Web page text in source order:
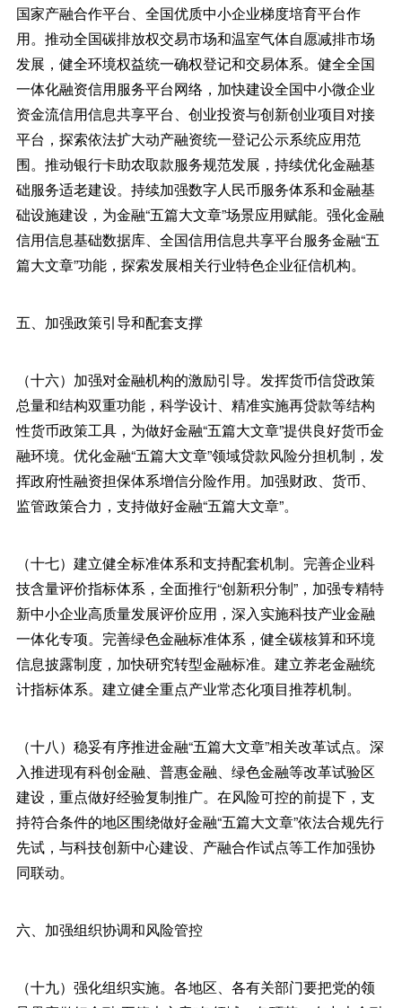
国家产融合作平台、全国优质中小企业梯度培育平台作
用。推动全国碳排放权交易市场和温室气体自愿减排市场
发展，健全环境权益统一确权登记和交易体系。健全全国
一体化融资信用服务平台网络，加快建设全国中小微企业
资金流信用信息共享平台、创业投资与创新创业项目对接
平台，探索依法扩大动产融资统一登记公示系统应用范
围。推动银行卡助农取款服务规范发展，持续优化金融基
础服务适老建设。持续加强数字人民币服务体系和金融基
础设施建设，为金融“五篇大文章”场景应用赋能。强化金融
信用信息基础数据库、全国信用信息共享平台服务金融“五
篇大文章”功能，探索发展相关行业特色企业征信机构。
五、加强政策引导和配套支撑
（十六）加强对金融机构的激励引导。发挥货币信贷政策
总量和结构双重功能，科学设计、精准实施再贷款等结构
性货币政策工具，为做好金融“五篇大文章”提供良好货币金
融环境。优化金融“五篇大文章”领域贷款风险分担机制，发
挥政府性融资担保体系增信分险作用。加强财政、货币、
监管政策合力，支持做好金融“五篇大文章”。
（十七）建立健全标准体系和支持配套机制。完善企业科
技含量评价指标体系，全面推行“创新积分制”，加强专精特
新中小企业高质量发展评价应用，深入实施科技产业金融
一体化专项。完善绿色金融标准体系，健全碳核算和环境
信息披露制度，加快研究转型金融标准。建立养老金融统
计指标体系。建立健全重点产业常态化项目推荐机制。
（十八）稳妥有序推进金融“五篇大文章”相关改革试点。深
入推进现有科创金融、普惠金融、绿色金融等改革试验区
建设，重点做好经验复制推广。在风险可控的前提下，支
持符合条件的地区围绕做好金融“五篇大文章”依法合规先行
先试，与科技创新中心建设、产融合作试点等工作加强协
同联动。
六、加强组织协调和风险管控
（十九）强化组织实施。各地区、各有关部门要把党的领